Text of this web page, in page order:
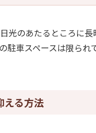
光のあたるところに
駐車スペースは限ら
える方法